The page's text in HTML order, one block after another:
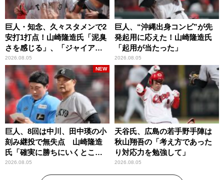
巨人・知念、久々スタメンで2
安打1打点！山崎隆造氏「泥臭
さを感じる」、「ジャイアン
ツには少ないタイプ」
2026.08.05
巨人、“沖縄出身コンビ”が先
発起用に応えた！山崎隆造氏
「起用が当たった」
2026.08.05
巨人、8回は中川、田中瑛の小
刻み継投で無失点 山崎隆造
氏「確実に勝ちにいくとこ
ろ」
2026.08.05
NEW
天谷氏、広島の若手野手陣は
秋山翔吾の「考え方であった
り対応力を勉強して」
2026.08.05